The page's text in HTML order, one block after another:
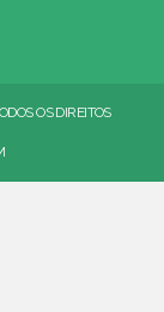
OS DIREITOS